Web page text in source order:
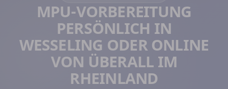
MPU-VORBEREITUNG
PERSÖNLICH IN
WESSELING ODER ONLINE
VON ÜBERALL IM
RHEINLAND